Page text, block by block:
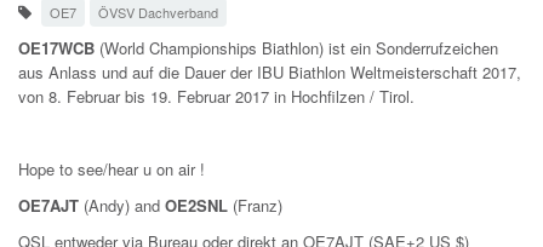
OE7 ÖVSV Dachverband
OE17WCB (World Championships Biathlon) ist ein Sonderrufzeichen
aus Anlass und auf die Dauer der IBU Biathlon Weltmeisterschaft 2017,
von 8. Februar bis 19. Februar 2017 in Hochfilzen / Tirol.
Hope to see/hear u on air !
OE7AJT (Andy) and OE2SNL (Franz)
QSL entweder via Bureau oder direkt an OE7AJT (SAE+2 US $)